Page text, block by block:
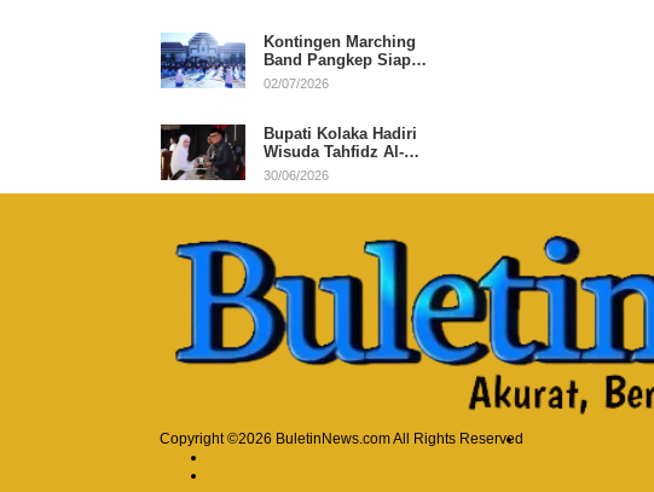
Kontingen Marching
Band Pangkep Siap
Berlaga di MIMFEST
02/07/2026
Bupati Kolaka Hadiri
Wisuda Tahfidz Al-
Qur’an, Komitmen
30/06/2026
Copyright ©2026 BuletinNews.com All Rights Reserved